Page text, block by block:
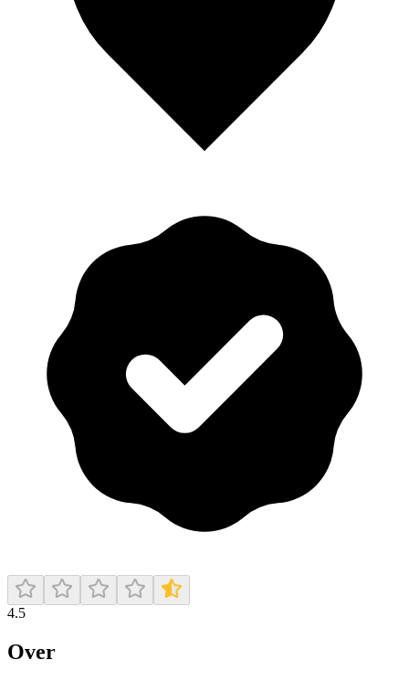
4.5
Over